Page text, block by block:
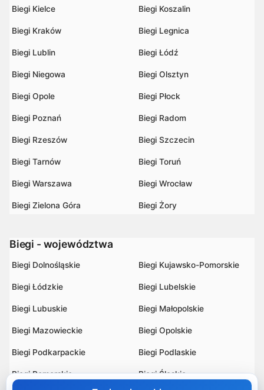
Biegi Kielce Biegi Koszalin
Biegi Kraków Biegi Legnica
Biegi Lublin Biegi Łódź
Biegi Niegowa Biegi Olsztyn
Biegi Opole Biegi Płock
Biegi Poznań Biegi Radom
Biegi Rzeszów Biegi Szczecin
Biegi Tarnów Biegi Toruń
Biegi Warszawa Biegi Wrocław
Biegi Zielona Góra Biegi Żory
Biegi - województwa
Biegi Dolnośląskie Biegi Kujawsko-Pomorskie
Biegi Łódzkie Biegi Lubelskie
Biegi Lubuskie Biegi Małopolskie
Biegi Mazowieckie Biegi Opolskie
Biegi Podkarpackie Biegi Podlaskie
Biegi Pomorskie Biegi Śląskie